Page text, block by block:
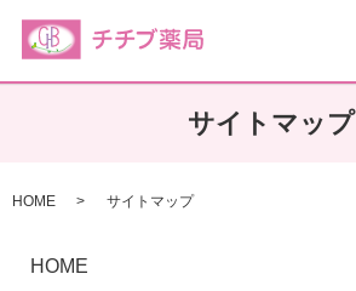
サイトマップ
HOME サイトマップ
HOME